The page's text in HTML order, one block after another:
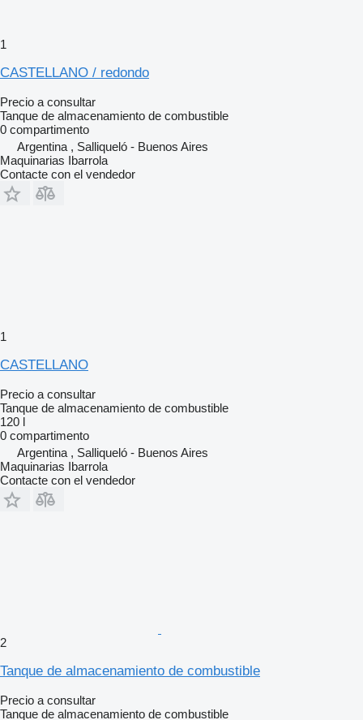
1
CASTELLANO / redondo
Precio a consultar
Tanque de almacenamiento de combustible
0 compartimento
Argentina , Salliqueló - Buenos Aires
Maquinarias Ibarrola
Contacte con el vendedor
1
CASTELLANO
Precio a consultar
Tanque de almacenamiento de combustible
120 l
0 compartimento
Argentina , Salliqueló - Buenos Aires
Maquinarias Ibarrola
Contacte con el vendedor
2
Tanque de almacenamiento de combustible
Precio a consultar
Tanque de almacenamiento de combustible